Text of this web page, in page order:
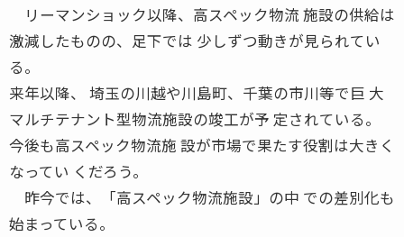
リーマンショック以降、高スペック物流 施設の供給は
激減したものの、足下では 少しずつ動きが見られてい
る。
来年以降、 埼玉の川越や川島町、千葉の市川等で巨 大
マルチテナント型物流施設の竣工が予 定されている。
今後も高スペック物流施 設が市場で果たす役割は大きく
なってい くだろう。
昨今では、「高スペック物流施設」の中 での差別化も
始まっている。